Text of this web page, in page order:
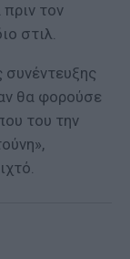
τον
στιλ.
συνέντευξης
θα φορούσε
του την